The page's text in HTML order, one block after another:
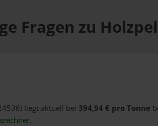
Fragen zu
liegt aktuell bei 394,94 € pro Tonne
.